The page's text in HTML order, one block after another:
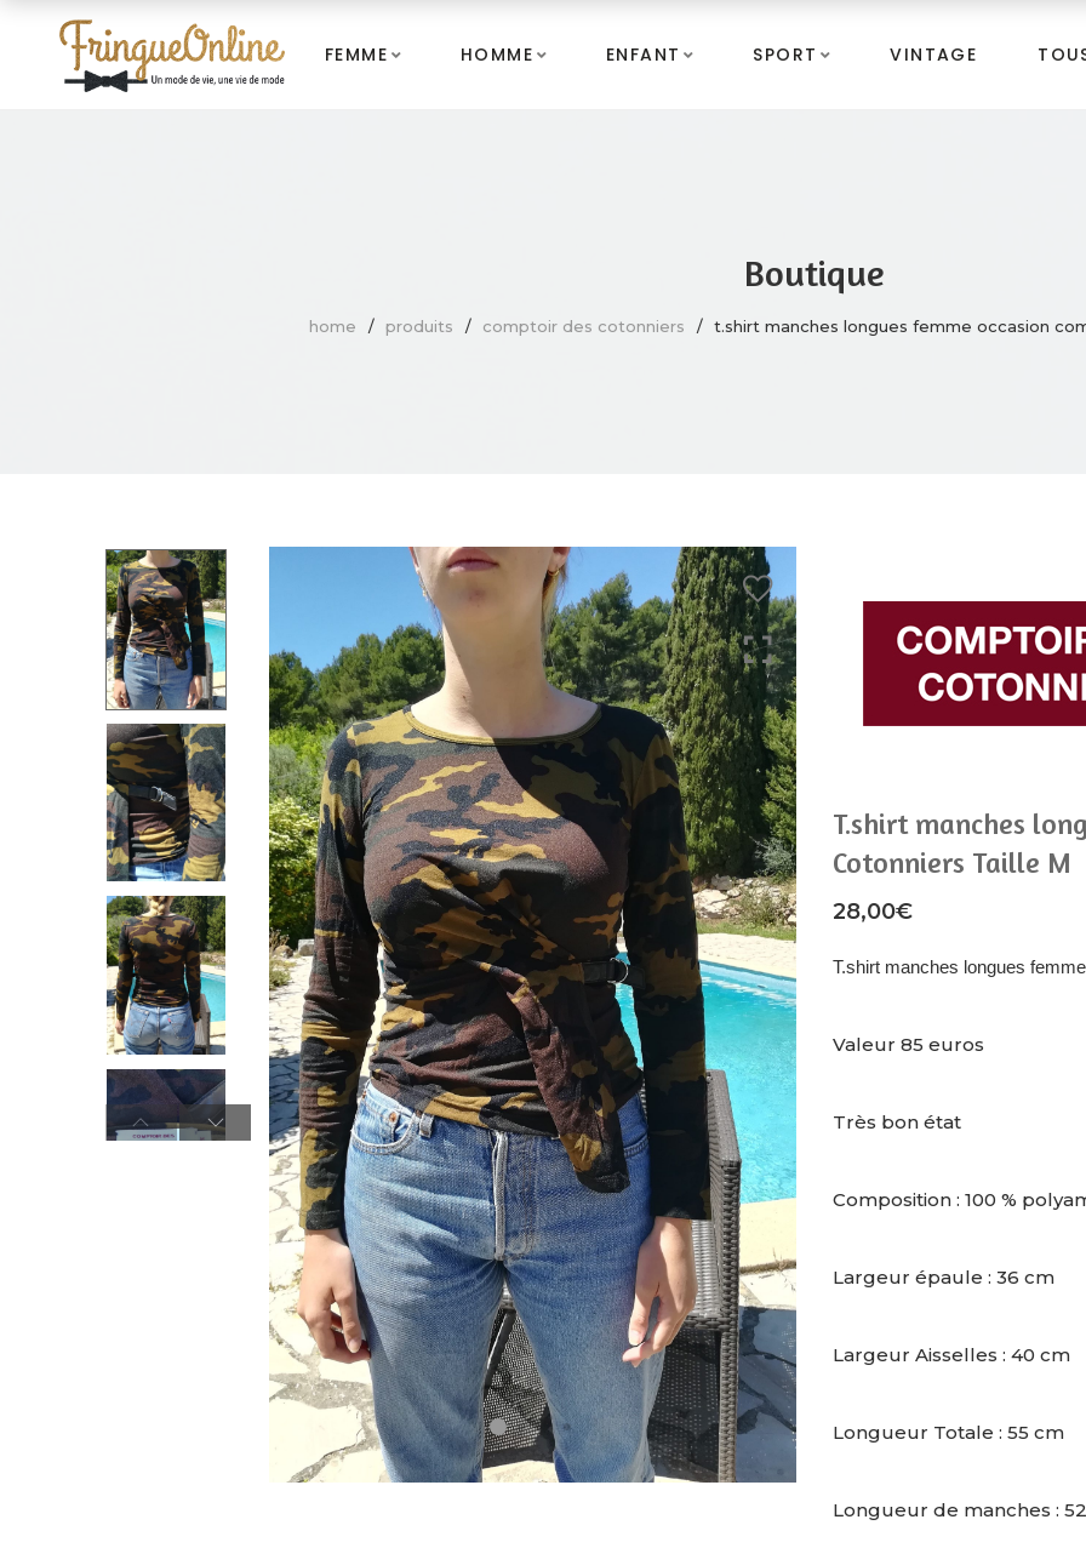
FEMME HOMME ENFANT SPORT VINTAGE
Boutique
home produits comptoir des cotonniers t.shirt manches longues femme occasion
T.shirt manches
Cotonniers Taille M
28,00€
T.shirt manches longues
Valeur 85 euros
Très bon état
Composition : 100 %
Largeur épaule : 36 cm
Largeur Aisselles : 40 cm
Longueur Totale : 55 cm
Longueur de manches :